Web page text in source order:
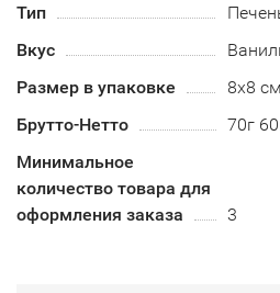
Тип
Вкус
Размер в упаковке
8х8 см
Брутто-Нетто
70г
Минимальное
количество товара для
оформления заказа
3